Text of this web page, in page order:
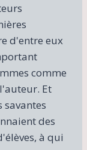
d'entre eux
comme
Et
savantes
des
à qui